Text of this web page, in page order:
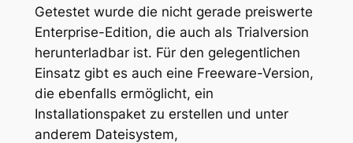
Getestet wurde die nicht gerade preiswerte
Enterprise-Edition, die auch als Trialversion
herunterladbar ist. Für den gelegentlichen
Einsatz gibt es auch eine Freeware-Version,
die ebenfalls ermöglicht, ein
Installationspaket zu erstellen und unter
anderem Dateisystem,